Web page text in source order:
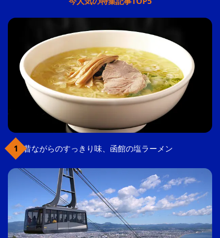
昔ながらのすっきり味、函館の塩ラーメン